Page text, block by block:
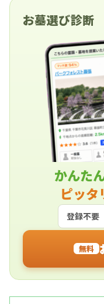
お墓選び診断
かんた
ピッタ
登録不要
無料